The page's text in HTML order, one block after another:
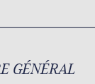
GÉNÉRAL